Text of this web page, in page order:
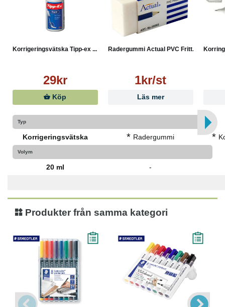
Korrigeringsvätska Tipp-ex ...
29kr
Köp
Radergummi Actual PVC Fritt...
1kr/st
Läs mer
Typ
Korrigeringsvätska * Radergummi *
Volym
20 ml -
Produkter från samma kategori